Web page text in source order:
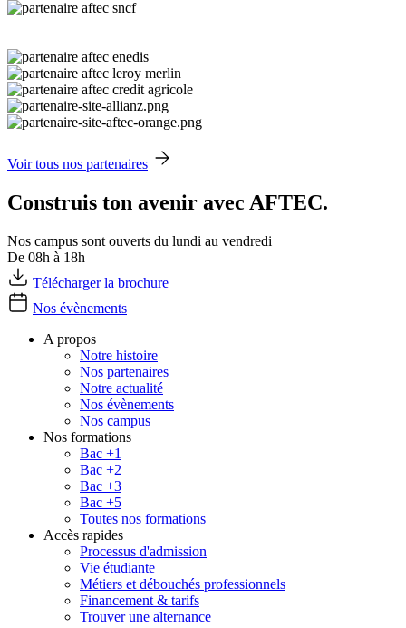
Voir tous nos partenaires
Construis ton avenir avec AFTEC.
Nos campus sont ouverts du lundi au vendredi
De 08h à 18h
Télécharger la brochure
Nos évènements
A propos
Notre histoire
Nos partenaires
Notre actualité
Nos évènements
Nos campus
Nos formations
Bac +1
Bac +2
Bac +3
Bac +5
Toutes nos formations
Accès rapides
Processus d'admission
Vie étudiante
Métiers et débouchés professionnels
Financement & tarifs
Trouver une alternance